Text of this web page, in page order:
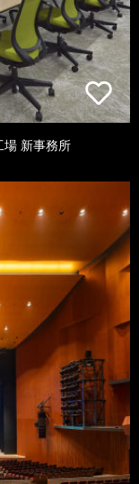
場 新事務所